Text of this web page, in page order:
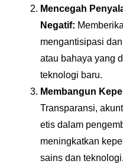
Mencegah
Negatif:
mengantisipasi
atau bahaya yang
teknologi baru.
Membangun
Transparansi,
etis dalam
meningkatkan
sains dan teknologi.